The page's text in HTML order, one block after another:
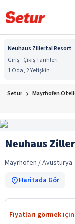
Neuhaus Zillertal Resort
Giriş - Çıkış Tarihleri
1 Oda, 2 Yetişkin
Setur Mayrhofen
Neuhaus
Mayrhofen / Avusturya
Haritada Gör
Fiyatları görmek